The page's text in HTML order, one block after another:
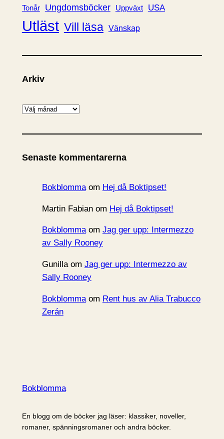
Tonår Ungdomsböcker Uppväxt USA
Utläst Vill läsa Vänskap
Arkiv
A
k
v
Senaste kommentarerna
Bokblommaom Hej då Boktipset!
Martin Fabianom Hej då Boktipset!
Bokblommaom Jag ger upp: Intermezzo
av Sally Rooney
Gunillaom Jag ger upp: Intermezzo av
Sally Rooney
Bokblommaom Rent hus av Alia Trabucco
Zerán
Bokblomma
En blogg om de böcker jag läser: klassiker, noveller,
romaner, spänningsromaner och andra böcker.